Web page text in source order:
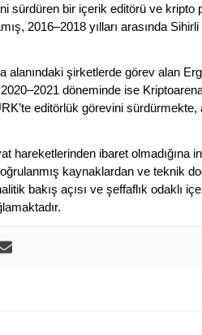
sürdüren bir içerik editörü ve kripto
2016–2018 yılları arasında
alanındaki şirketlerde görev alan
döneminde ise
editörlük görevini sürdürmekte,
hareketlerinden ibaret olmadığına
kaynaklardan ve teknik
bakış açısı ve şeffaflık odaklı